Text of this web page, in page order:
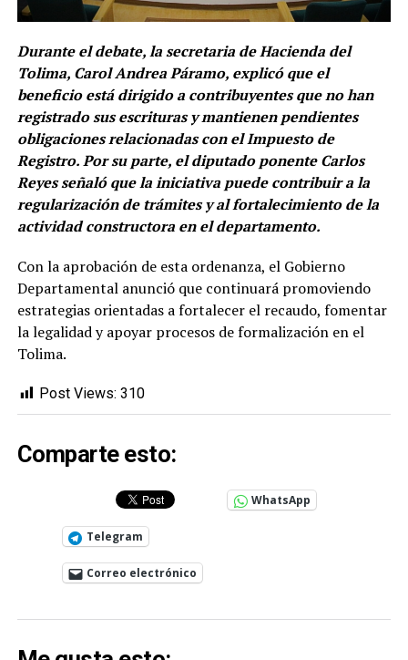
Durante el debate, la secretaria de Hacienda del
Tolima, Carol Andrea Páramo, explicó que el
beneficio está dirigido a contribuyentes que no han
registrado sus escrituras y mantienen pendientes
obligaciones relacionadas con el Impuesto de
Registro. Por su parte, el diputado ponente Carlos
Reyes señaló que la iniciativa puede contribuir a la
regularización de trámites y al fortalecimiento de la
actividad constructora en el departamento.
Con la aprobación de esta ordenanza, el Gobierno
Departamental anunció que continuará promoviendo
estrategias orientadas a fortalecer el recaudo, fomentar
la legalidad y apoyar procesos de formalización en el
Tolima.
Post Views: 310
Comparte esto:
WhatsApp
Telegram
Correo electrónico